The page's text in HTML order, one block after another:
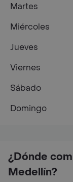
¿Dónde
Medellín?
Martes
Miércoles
Jueves
Viernes
Sábado
Domingo